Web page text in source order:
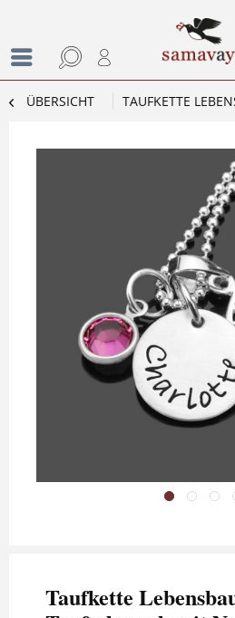
ÜBERSICHT
Taufkette